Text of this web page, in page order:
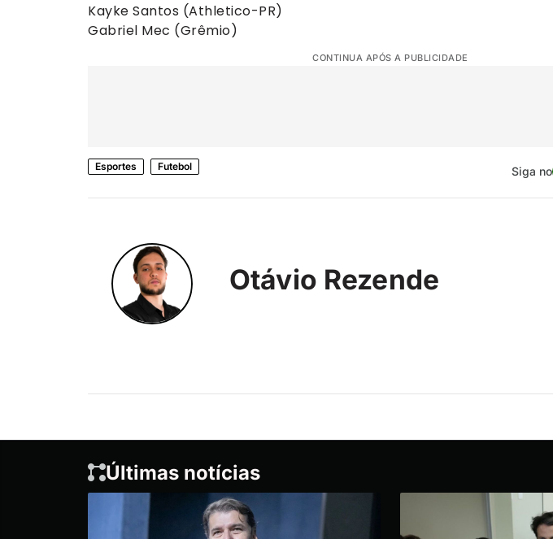
Kayke Santos (Athletico-PR)
Gabriel Mec (Grêmio)
CONTINUA APÓS A PUBLICIDADE
Esportes Futebol Siga no
Otávio Rezende
Últimas notícias